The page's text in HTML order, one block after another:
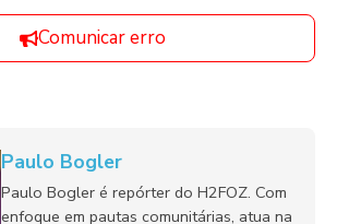
Comunicar erro
Paulo Bogler
Paulo Bogler é repórter do H2FOZ. Com
enfoque em pautas comunitárias, atua na